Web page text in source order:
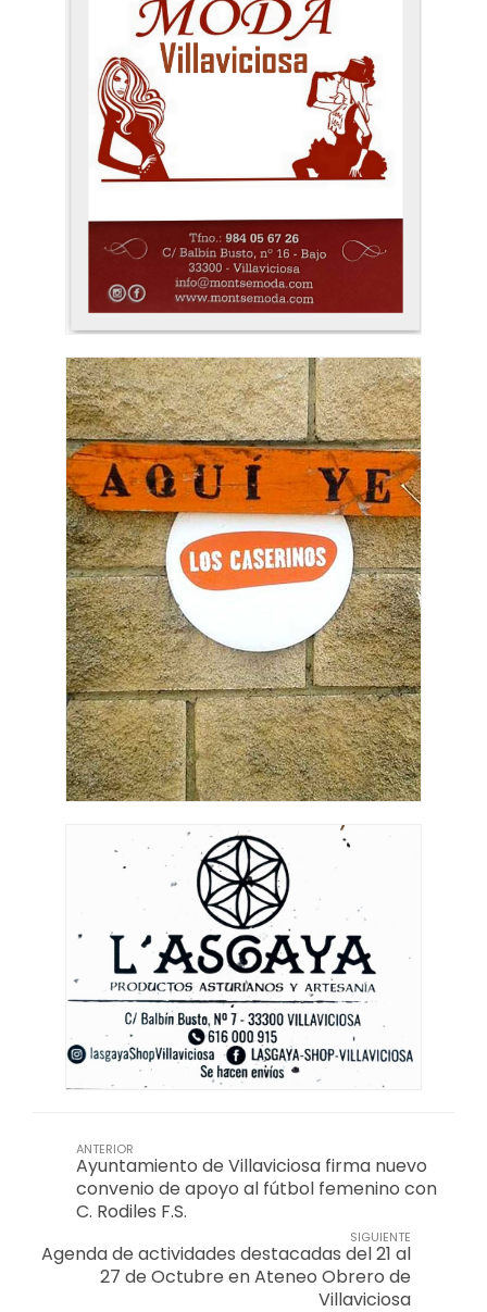
ANTERIOR
Ayuntamiento de Villaviciosa firma nuevo
convenio de apoyo al fútbol femenino con
C. Rodiles F.S.
SIGUIENTE
Agenda de actividades destacadas del 21 al
27 de Octubre en Ateneo Obrero de
Villaviciosa